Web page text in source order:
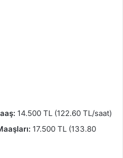
14.500 TL (122.60 TL/saat)
17.500 TL (133.80